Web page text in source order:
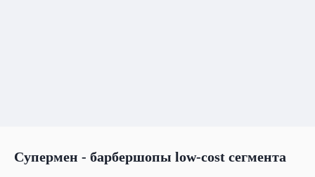
Супермен - барбершопы low-cost сегмента